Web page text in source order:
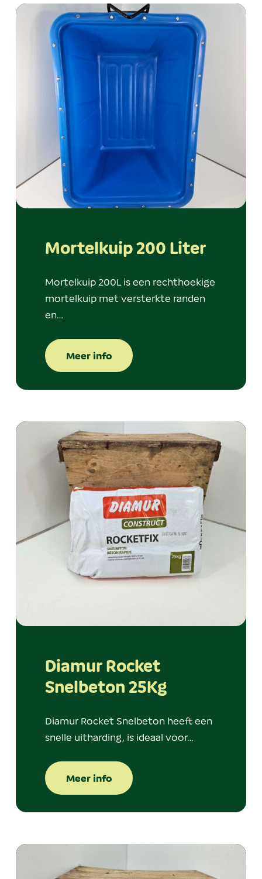
Mortelkuip 200 Liter
Mortelkuip 200L is een rechthoekige
mortelkuip met versterkte randen
en…
Meer info
Diamur Rocket
Snelbeton 25Kg
Diamur Rocket Snelbeton heeft een
snelle uitharding, is ideaal voor…
Meer info